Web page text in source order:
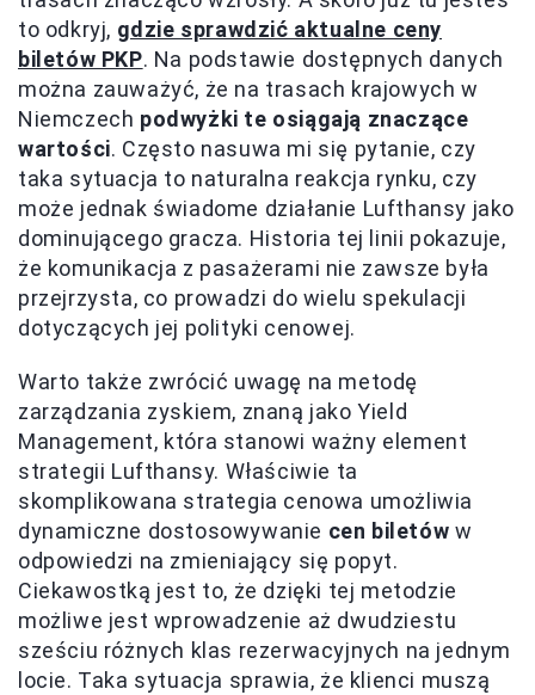
to odkryj, gdzie sprawdzić aktualne ceny
biletów PKP. Na podstawie dostępnych danych
można zauważyć, że na trasach krajowych w
Niemczech podwyżki te osiągają znaczące
wartości. Często nasuwa mi się pytanie, czy
taka sytuacja to naturalna reakcja rynku, czy
może jednak świadome działanie Lufthansy jako
dominującego gracza. Historia tej linii pokazuje,
że komunikacja z pasażerami nie zawsze była
przejrzysta, co prowadzi do wielu spekulacji
dotyczących jej polityki cenowej.
Warto także zwrócić uwagę na metodę
zarządzania zyskiem, znaną jako Yield
Management, która stanowi ważny element
strategii Lufthansy. Właściwie ta
skomplikowana strategia cenowa umożliwia
dynamiczne dostosowywanie cen biletów w
odpowiedzi na zmieniający się popyt.
Ciekawostką jest to, że dzięki tej metodzie
możliwe jest wprowadzenie aż dwudziestu
sześciu różnych klas rezerwacyjnych na jednym
locie. Taka sytuacja sprawia, że klienci muszą